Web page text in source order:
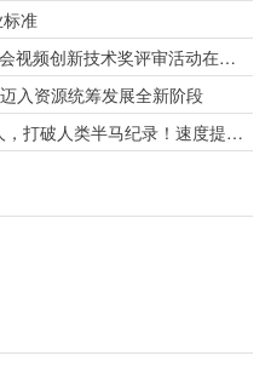
准
新技术奖评审活动在南京成功举办
入资源统筹发展全新阶段
半马纪录！速度提升的 “秘诀” 是？